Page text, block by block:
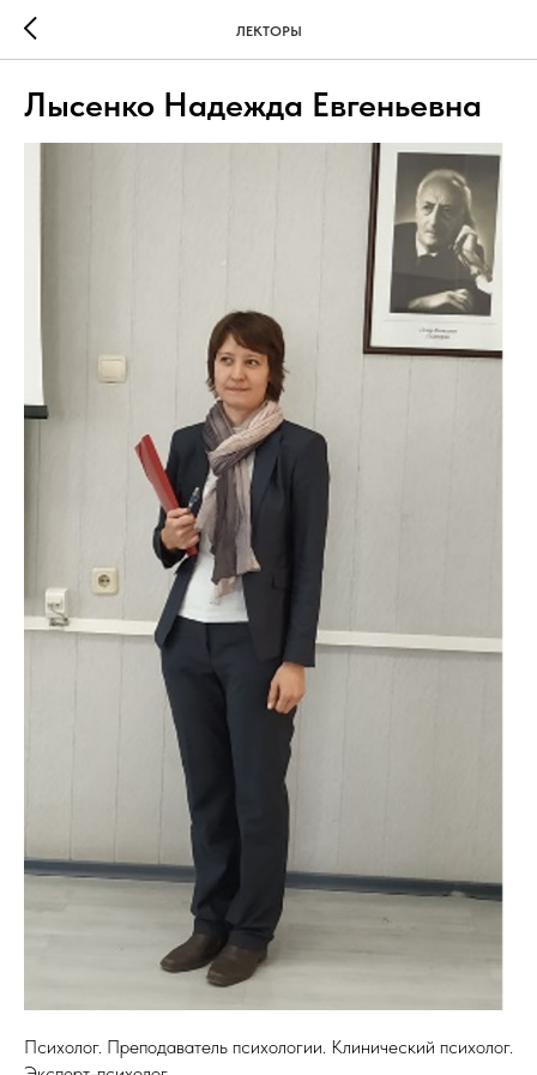
ЛЕКТОРЫ
Лысенко Надежда Евгеньевна
Психолог. Преподаватель психологии. Клинический психолог.